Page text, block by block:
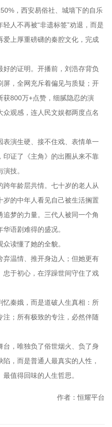
，西安易俗社、城墙下的自乐
人不再被“非遗标签”劝退，而是
爱上厚重磅礴的秦腔文化，完成
的证明。开播前，刘浩存背负
屏，全网充斥着偏见与质疑；开
获800万+点赞，细腻隐忍的演
观感，连人民文娱都两度点名
表演生硬、接不住戏、表情单一
证了《主角》的出圈从来不靠
技。
年龄层共情。七十岁的老人从
的中年人看见自己被生活搁置
梦的力量。三代人被同一个角
语剧难得的盛况。
读懂了她的全貌。
温情、推开身边人；但她更有
于初心，在浮躁世间守住了戏
秦娥，而是道破人生真相：所
；所有极致的专注，必然伴随
，唯独负了俗世烟火、负了身
，而是普通人最真实的人性，
值得回味的人生哲思。
作者：恒耀平台